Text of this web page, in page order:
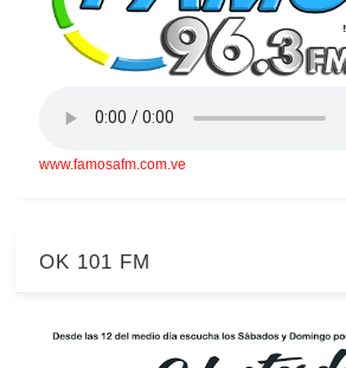
www.famosafm.com.ve
OK 101 FM